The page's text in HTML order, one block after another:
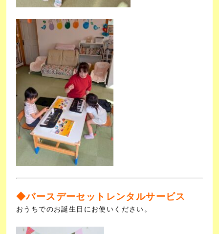
◆バースデーセットレンタルサービス
おうちでのお誕生日にお使いください。